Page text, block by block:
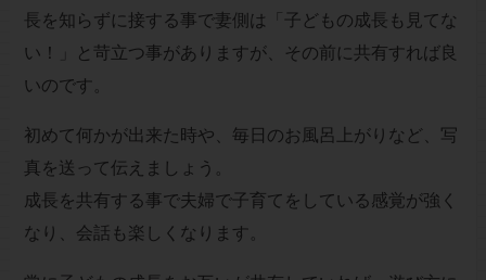
長を知らずに接する事で妻側は「子どもの成長も見てな
い！」と苛立つ事がありますが、その前に共有すれば良
いのです。
初めて何かが出来た時や、毎日のお風呂上がりなど、写
真を送って伝えましょう。
成長を共有する事で夫婦で子育てをしている感覚が強く
なり、会話も楽しくなります。